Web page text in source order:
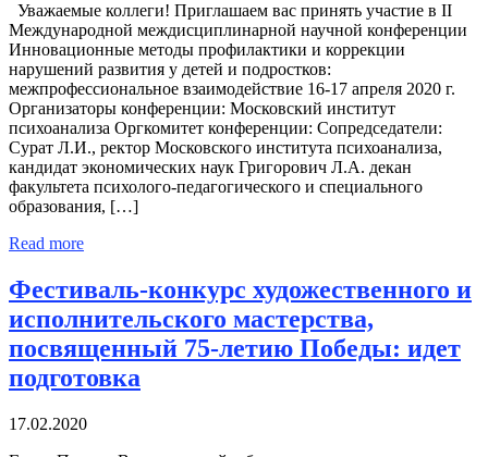
Уважаемые коллеги! Приглашаем вас принять участие в II
Международной междисциплинарной научной конференции
Инновационные методы профилактики и коррекции
нарушений развития у детей и подростков:
межпрофессиональное взаимодействие 16-17 апреля 2020 г.
Организаторы конференции: Московский институт
психоанализа Оргкомитет конференции: Сопредседатели:
Сурат Л.И., ректор Московского института психоанализа,
кандидат экономических наук Григорович Л.А. декан
факультета психолого-педагогического и специального
образования, […]
Read more
Фестиваль-конкурс художественного и
исполнительского мастерства,
посвященный 75-летию Победы: идет
подготовка
17.02.2020